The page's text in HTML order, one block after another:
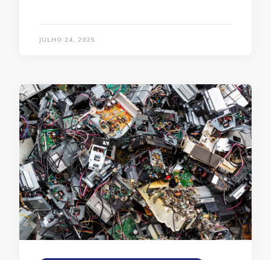
JULHO 24, 2025